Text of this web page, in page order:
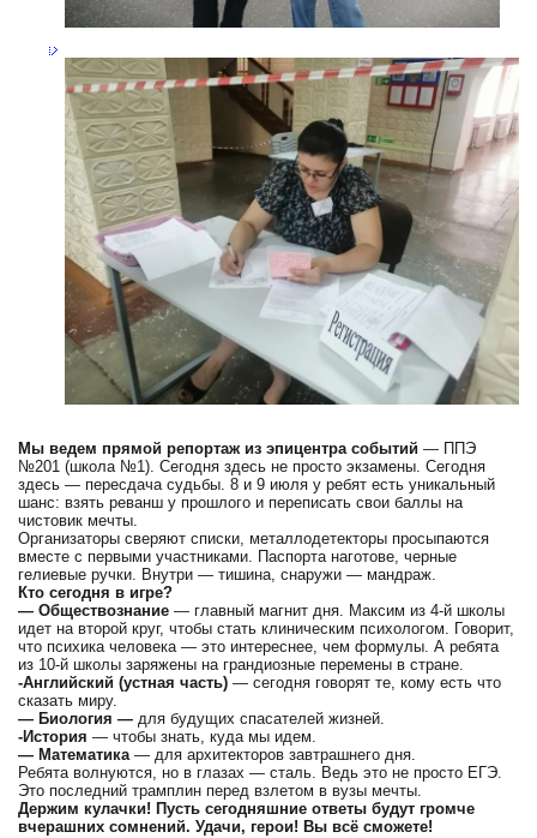
Мы ведем прямой репортаж из эпицентра событий — ППЭ
№201 (школа №1). Сегодня здесь не просто экзамены. Сегодня
здесь — пересдача судьбы. 8 и 9 июля у ребят есть уникальный
шанс: взять реванш у прошлого и переписать свои баллы на
чистовик мечты.
Организаторы сверяют списки, металлодетекторы просыпаются
вместе с первыми участниками. Паспорта наготове, черные
гелиевые ручки. Внутри — тишина, снаружи — мандраж.
Кто сегодня в игре?
— Обществознание— главный магнит дня. Максим из 4-й школы
идет на второй круг, чтобы стать клиническим психологом. Говорит,
что психика человека — это интереснее, чем формулы. А ребята
из 10-й школы заряжены на грандиозные перемены в стране.
-Английский (устная часть)— сегодня говорят те, кому есть что
сказать миру.
— Биология — для будущих спасателей жизней.
-История — чтобы знать, куда мы идем.
— Математика— для архитекторов завтрашнего дня.
Ребята волнуются, но в глазах — сталь. Ведь это не просто ЕГЭ.
Это последний трамплин перед взлетом в вузы мечты.
Держим кулачки! Пусть сегодняшние ответы будут громче
вчерашних сомнений. Удачи, герои! Вы всё сможете!